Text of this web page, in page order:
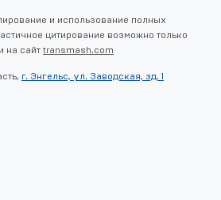
и использование полных
цитирование возможно только
на сайт transmash.com
г. Энгельс, ул. Заводская, зд. 1